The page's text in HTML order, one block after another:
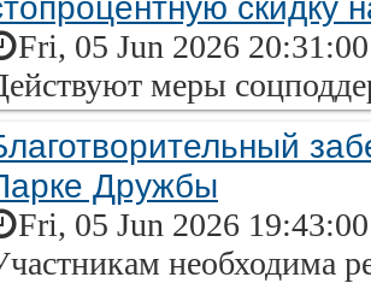
Fri, 05 Jun 2026
меры
Дружбы
Fri, 05 Jun 2026
необходима